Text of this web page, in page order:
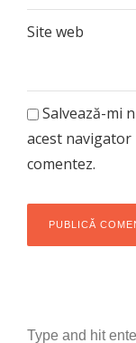
Site web
Salvează-mi
acest
comentez.